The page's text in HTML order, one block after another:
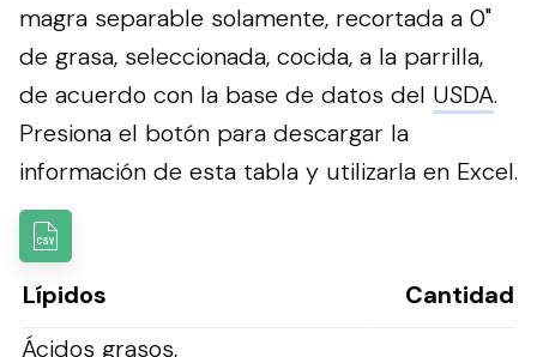
magra separable solamente, recortada a 0"
de grasa, seleccionada, cocida, a la parrilla,
de acuerdo con la base de datos del USDA.
Presiona el botón para descargar la
información de esta tabla y utilizarla en Excel.
Lípidos
Cantidad
Ácidos grasos,